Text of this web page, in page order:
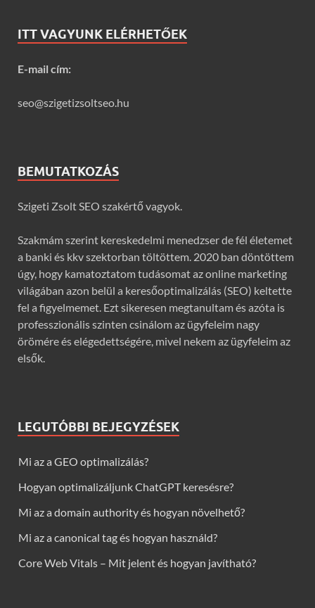
ITT VAGYUNK ELÉRHETŐEK
E-mail cím:
seo@szigetizsoltseo.hu
BEMUTATKOZÁS
Szigeti Zsolt SEO szakértő vagyok.
Szakmám szerint kereskedelmi menedzser de fél életemet
a banki és kkv szektorban töltöttem. 2020 ban döntöttem
úgy, hogy kamatoztatom tudásomat az online marketing
világában azon belül a keresőoptimalizálás (SEO) keltette
fel a figyelmemet. Ezt sikeresen megtanultam és azóta is
professzionális szinten csinálom az ügyfeleim nagy
örömére és elégedettségére, mivel nekem az ügyfeleim az
elsők.
LEGUTÓBBI BEJEGYZÉSEK
Mi az a GEO optimalizálás?
Hogyan optimalizáljunk ChatGPT keresésre?
Mi az a domain authority és hogyan növelhető?
Mi az a canonical tag és hogyan használd?
Core Web Vitals – Mit jelent és hogyan javítható?